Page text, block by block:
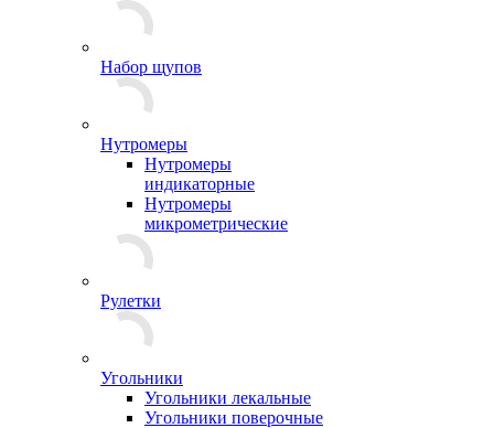
Набор щупов
Нутромеры
Нутромеры
индикаторные
Нутромеры
микрометрические
Рулетки
Угольники
Угольники лекальные
Угольники поверочные